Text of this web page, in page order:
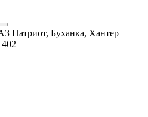
Патриот, Буханка, Хантер